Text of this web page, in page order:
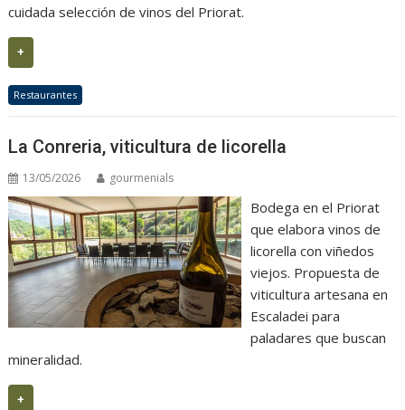
cuidada selección de vinos del Priorat.
+
Restaurantes
La Conreria, viticultura de licorella
13/05/2026 gourmenials
Bodega en el Priorat
que elabora vinos de
licorella con viñedos
viejos. Propuesta de
viticultura artesana en
Escaladei para
paladares que buscan
mineralidad.
+